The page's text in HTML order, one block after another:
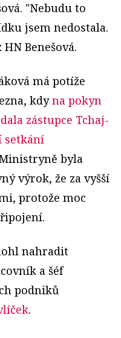
"Nebudu to
jsem nedostala.
Benešová.
má potíže
kdyna pokyn
zástupce Tchaj-
setkání
byla
výrok, že za vyšší
protože moc
nahradit
a šéf
podniků
.